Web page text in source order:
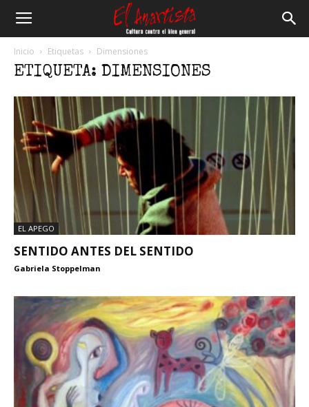
Inicio Etiquetas Dimensiones
ETIQUETA: DIMENSIONES
EL APEGO
SENTIDO ANTES DEL SENTIDO
Gabriela Stoppelman